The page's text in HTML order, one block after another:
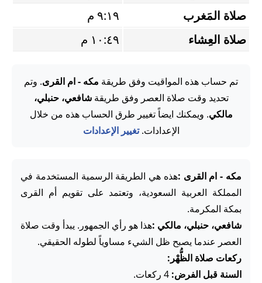
صلاة المَغرب
٩:١٩ م
صلاة العِشاء
١٠:٤٩ م
تم حساب هذه المواقيت وفق طريقة مكه - ام القرى. وتم
تحديد وقت صلاة العصر وفق طريقةشافعي، حنبلي،
مالكي. ويمكنك ايضاً تغيير طرق الحساب هذه من خلال
الإعدادات.تغيير الإعدادات
مكه - ام القرى :هذه هي الطريقة الرسمية المستخدمة في
المملكة العربية السعودية، وتعتمد على تقويم أم القرى
بمكة المكرمة.
شافعي، حنبلي، مالكي :هذا هو رأي الجمهور. يبدأ وقت صلاة
العصر عندما يصبح ظل الشيء مساوياً لطوله الحقيقي.
ركعات صلاة الظُّهْر:
السنة قبل الفرض: